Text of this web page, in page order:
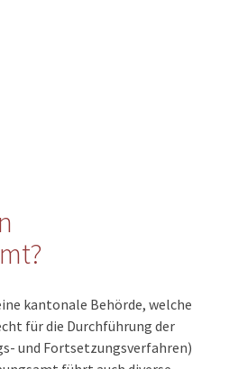
kantonale Behörde, welche
für die Durchführung der
und Fortsetzungsverfahren)